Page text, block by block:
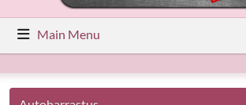
Main Menu